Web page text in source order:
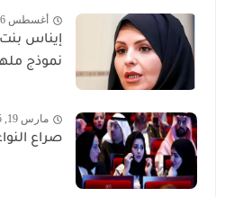
أغسطس 6, 2025
إيناس
نموذج
مارس 19, 2025
صراع